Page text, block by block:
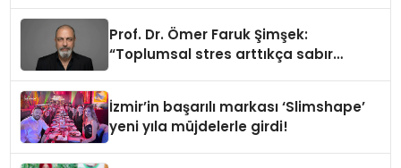
Prof. Dr. Ömer Faruk Şimşek:
“Toplumsal stres arttıkça sabır
İzmir’in başarılı markası ‘Slimshape’
yeni yıla müjdelerle girdi!